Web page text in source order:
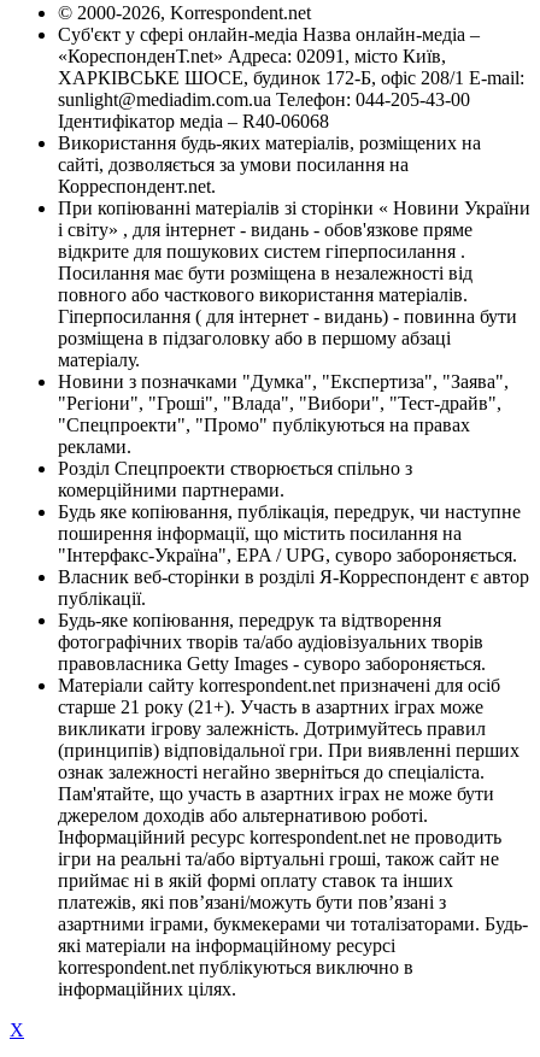
© 2000-2026, Korrespondent.net
Суб'єкт у сфері онлайн-медіа Назва онлайн-медіа –
«КореспонденТ.net» Адреса: 02091, місто Київ,
ХАРКІВСЬКЕ ШОСЕ, будинок 172-Б, офіс 208/1 E-mail:
sunlight@mediadim.com.ua Телефон: 044-205-43-00
Ідентифікатор медіа – R40-06068
Використання будь-яких матеріалів, розміщених на
сайті, дозволяється за умови посилання на
Корреспондент.net.
При копіюванні матеріалів зі сторінки « Новини України
і світу» , для інтернет - видань - обов'язкове пряме
відкрите для пошукових систем гіперпосилання .
Посилання має бути розміщена в незалежності від
повного або часткового використання матеріалів.
Гіперпосилання ( для інтернет - видань) - повинна бути
розміщена в підзаголовку або в першому абзаці
матеріалу.
Новини з позначками "Думка", "Експертиза", "Заява",
"Регіони", "Гроші", "Влада", "Вибори", "Тест-драйв",
"Спецпроекти", "Промо" публікуються на правах
реклами.
Розділ Спецпроекти створюється спільно з
комерційними партнерами.
Будь яке копіювання, публікація, передрук, чи наступне
поширення інформації, що містить посилання на
"Інтерфакс-Україна", EPA / UPG, суворо забороняється.
Власник веб-сторінки в розділі Я-Корреспондент є автор
публікації.
Будь-яке копіювання, передрук та відтворення
фотографічних творів та/або аудіовізуальних творів
правовласника Getty Images - суворо забороняється.
Матеріали сайту korrespondent.net призначені для осіб
старше 21 року (21+). Участь в азартних іграх може
викликати ігрову залежність. Дотримуйтесь правил
(принципів) відповідальної гри. При виявленні перших
ознак залежності негайно зверніться до спеціаліста.
Пам'ятайте, що участь в азартних іграх не може бути
джерелом доходів або альтернативою роботі.
Інформаційний ресурс korrespondent.net не проводить
ігри на реальні та/або віртуальні гроші, також сайт не
приймає ні в якій формі оплату ставок та інших
платежів, які пов’язані/можуть бути пов’язані з
азартними іграми, букмекерами чи тоталізаторами. Будь-
які матеріали на інформаційному ресурсі
korrespondent.net публікуються виключно в
інформаційних цілях.
X